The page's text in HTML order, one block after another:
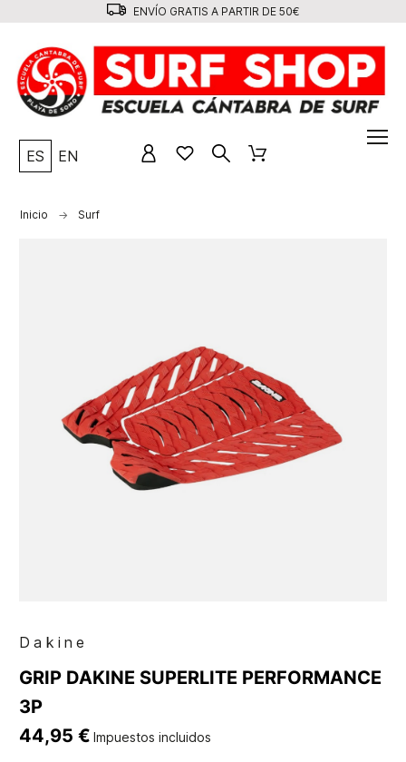
ENVÍO GRATIS A PARTIR DE 50€
ES EN
Inicio Surf
Dakine
GRIP DAKINE SUPERLITE PERFORMANCE
3P
44,95 € Impuestos incluidos